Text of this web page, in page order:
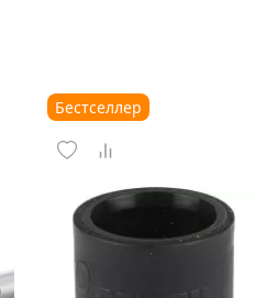
Бестселлер